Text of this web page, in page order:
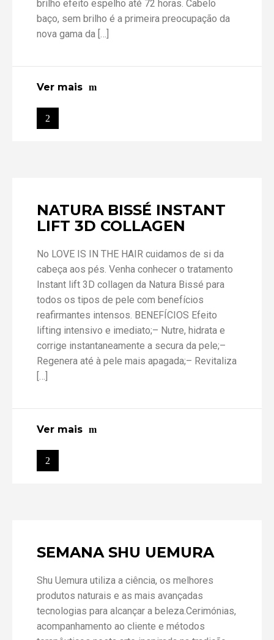
brilho efeito espelho até 72 horas. Cabelo
baço, sem brilho é a primeira preocupação da
nova gama da […]
Ver mais
NATURA BISSÉ INSTANT
LIFT 3D COLLAGEN
No LOVE IS IN THE HAIR cuidamos de si da
cabeça aos pés. Venha conhecer o tratamento
Instant lift 3D collagen da Natura Bissé para
todos os tipos de pele com benefícios
reafirmantes intensos. BENEFÍCIOS Efeito
lifting intensivo e imediato;– Nutre, hidrata e
corrige instantaneamente a secura da pele;–
Regenera até à pele mais apagada;– Revitaliza
[…]
Ver mais
SEMANA SHU UEMURA
Shu Uemura utiliza a ciência, os melhores
produtos naturais e as mais avançadas
tecnologias para alcançar a beleza.Cerimónias,
acompanhamento ao cliente e métodos